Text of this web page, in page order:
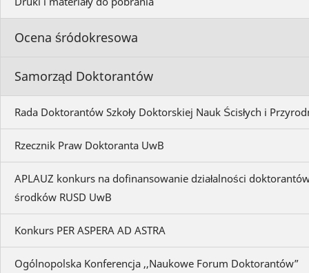
Ocena śródokresowa
Samorząd Doktorantów
Rada Doktorantów Szkoły Doktorskiej Nauk Ścisłych i
Rzecznik Praw Doktoranta UwB
APLAUZ konkurs na dofinansowanie działalności
środków RUSD UwB
Konkurs PER ASPERA AD ASTRA
Ogólnopolska Konferencja ,,Naukowe Forum Doktorantów”